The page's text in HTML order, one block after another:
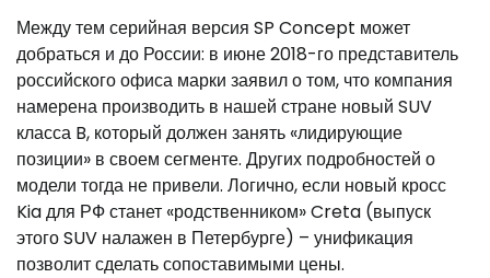
Между тем серийная версия SP Concept может
добраться и до России: в июне 2018-го представитель
российского офиса марки заявил о том, что компания
намерена производить в нашей стране новый SUV
класса B, который должен занять «лидирующие
позиции» в своем сегменте. Других подробностей о
модели тогда не привели. Логично, если новый кросс
Kia для РФ станет «родственником» Creta (выпуск
этого SUV налажен в Петербурге) – унификация
позволит сделать сопоставимыми цены.